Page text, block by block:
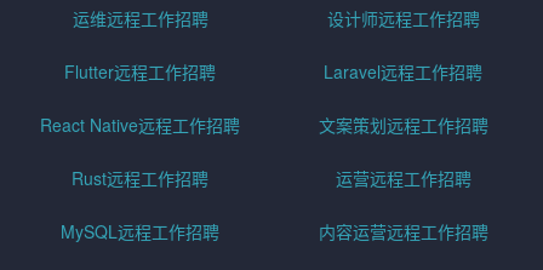
运维远程工作招聘 设计师远程工作招聘
Flutter远程工作招聘 Laravel远程工作招聘
React Native远程工作招聘 文案策划远程工作招聘
Rust远程工作招聘 运营远程工作招聘
MySQL远程工作招聘 内容运营远程工作招聘